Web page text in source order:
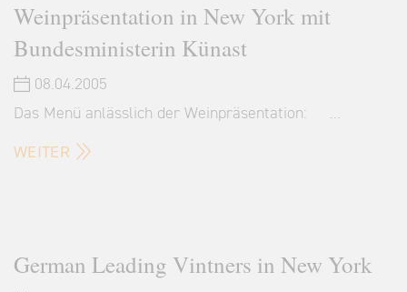
Weinpräsentation in New York mit
Bundesministerin Künast
08.04.2005
Das Menü anlässlich der Weinpräsentation: …
WEITER
German Leading Vintners in New York